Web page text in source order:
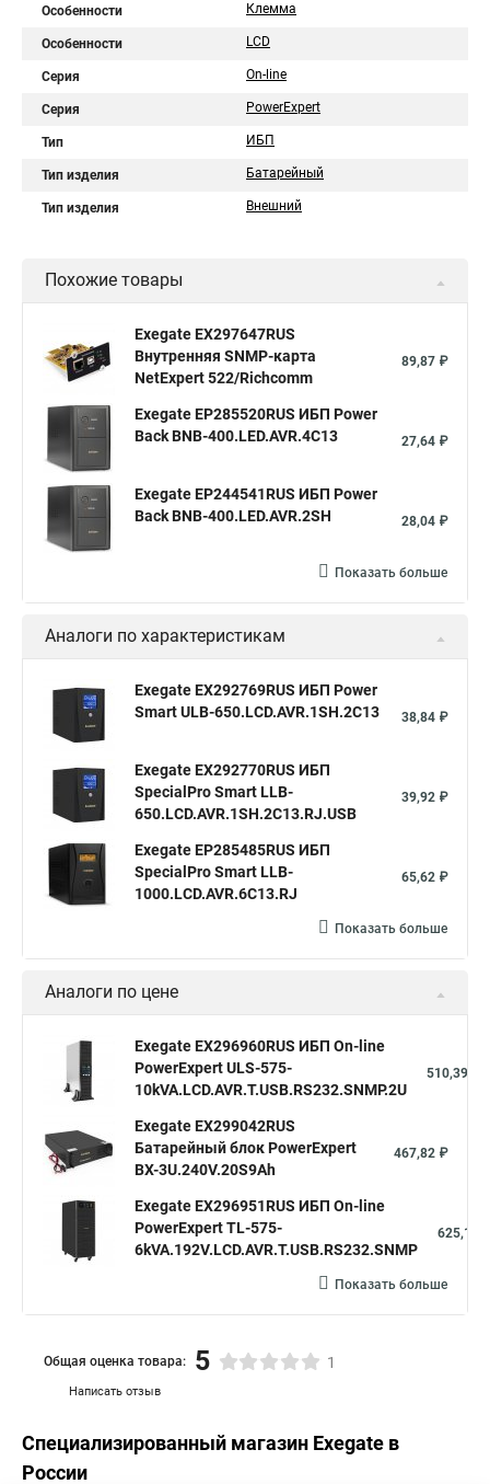
Особенности Клемма
Особенности LCD
Серия On-line
Серия PowerExpert
Тип ИБП
Тип изделия Батарейный
Тип изделия Внешний
Похожие товары
Exegate EX297647RUS
Внутренняя SNMP-карта
NetExpert 522/Richcomm
89,87 ₽
Exegate EP285520RUS ИБП Power
Back BNB-400.LED.AVR.4C13
27,64 ₽
Exegate EP244541RUS ИБП Power
Back BNB-400.LED.AVR.2SH
28,04 ₽
Показать больше
Аналоги по характеристикам
Exegate EX292769RUS ИБП Power
Smart ULB-650.LCD.AVR.1SH.2C13
38,84 ₽
Exegate EX292770RUS ИБП
SpecialPro Smart LLB-
650.LCD.AVR.1SH.2C13.RJ.USB
39,92 ₽
Exegate EP285485RUS ИБП
SpecialPro Smart LLB-
1000.LCD.AVR.6C13.RJ
65,62 ₽
Показать больше
Аналоги по цене
Exegate EX296960RUS ИБП On-line
PowerExpert ULS-575-
10kVA.LCD.AVR.T.USB.RS232.SNMP.2U
510,39 ₽
Exegate EX299042RUS
Батарейный блок PowerExpert
BX-3U.240V.20S9Ah
467,82 ₽
Exegate EX296951RUS ИБП On-line
PowerExpert TL-575-
6kVA.192V.LCD.AVR.T.USB.RS232.SNMP
625,12 ₽
Показать больше
Написать отзыв
Общая оценка товара: 5 1
Специализированный магазин Exegate в
России